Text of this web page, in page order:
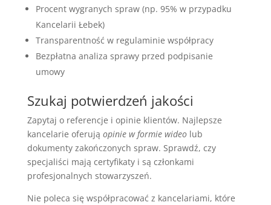
Procent wygranych spraw (np. 95% w przypadku
Kancelarii Łebek)
Transparentność w regulaminie współpracy
Bezpłatna analiza sprawy przed podpisanie
umowy
Szukaj potwierdzeń jakości
Zapytaj o referencje i opinie klientów. Najlepsze
kancelarie oferują opinie w formie wideolub
dokumenty zakończonych spraw. Sprawdź, czy
specjaliści mają certyfikaty i są członkami
profesjonalnych stowarzyszeń.
Nie poleca się współpracować z kancelariami, które